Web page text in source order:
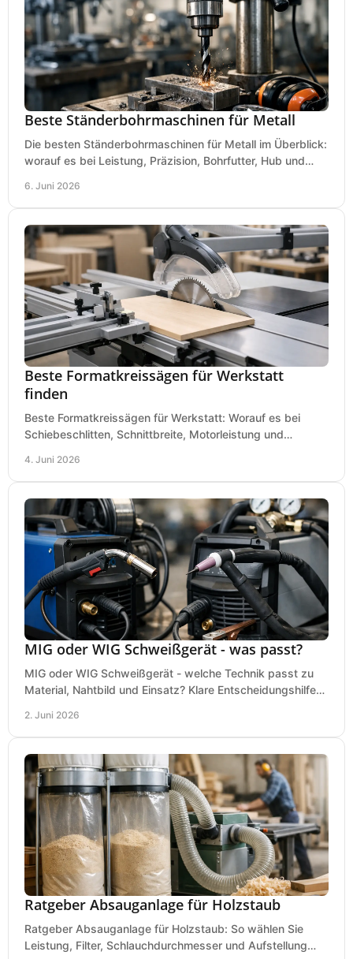
Beste Ständerbohrmaschinen für Metall
Die besten Ständerbohrmaschinen für Metall im Überblick:
worauf es bei Leistung, Präzision, Bohrfutter, Hub und
6. Juni 2026
Beste Formatkreissägen für Werkstatt
finden
Beste Formatkreissägen für Werkstatt: Worauf es bei
Schiebeschlitten, Schnittbreite, Motorleistung und
4. Juni 2026
MIG oder WIG Schweißgerät - was passt?
MIG oder WIG Schweißgerät - welche Technik passt zu
Material, Nahtbild und Einsatz? Klare Entscheidungshilfe
2. Juni 2026
Ratgeber Absauganlage für Holzstaub
Ratgeber Absauganlage für Holzstaub: So wählen Sie
Leistung, Filter, Schlauchdurchmesser und Aufstellung